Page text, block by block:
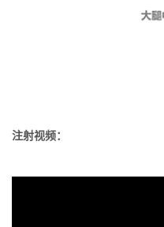
注射视频：